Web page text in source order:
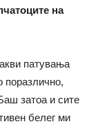
на
патувања
поразлично,
затоа и сите
белег ми